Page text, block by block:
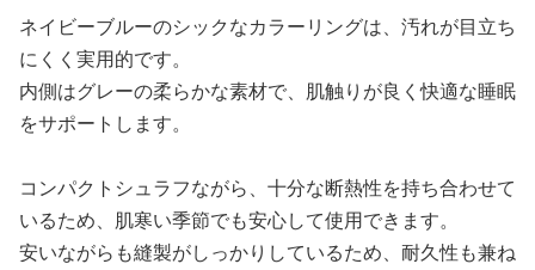
ネイビーブルーのシックなカラーリングは、汚れが目立ち
にくく実用的です。
内側はグレーの柔らかな素材で、肌触りが良く快適な睡眠
をサポートします。
コンパクトシュラフながら、十分な断熱性を持ち合わせて
いるため、肌寒い季節でも安心して使用できます。
安いながらも縫製がしっかりしているため、耐久性も兼ね